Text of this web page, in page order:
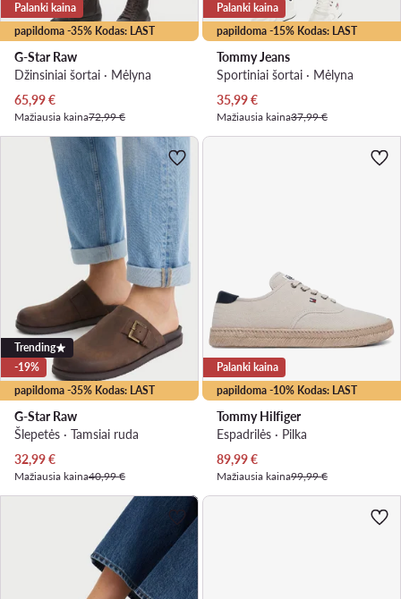
papildoma -35% Kodas: LAST
Palanki kaina
G-Star Raw
Džinsiniai šortai · Mėlyna
Dabartinė kaina
65,99€
Mažiausia kaina72,99 €
papildoma -15% Kodas: LAST
Palanki kaina
Tommy Jeans
Sportiniai šortai · Mėlyna
Dabartinė kaina
35,99€
Mažiausia kaina37,99 €
papildoma -35% Kodas: LAST
Trending
-19%
G-Star Raw
Šlepetės · Tamsiai ruda
Dabartinė kaina
32,99€
Mažiausia kaina40,99 €
papildoma -10% Kodas: LAST
Palanki kaina
Tommy Hilfiger
Espadrilės · Pilka
Dabartinė kaina
89,99€
Mažiausia kaina99,99 €